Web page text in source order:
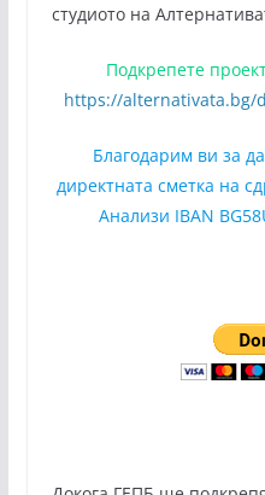
студиото на
Подкрепете
https://alternativata.bg/
Благодарим ви за
директната сметка на
Анализи IBAN